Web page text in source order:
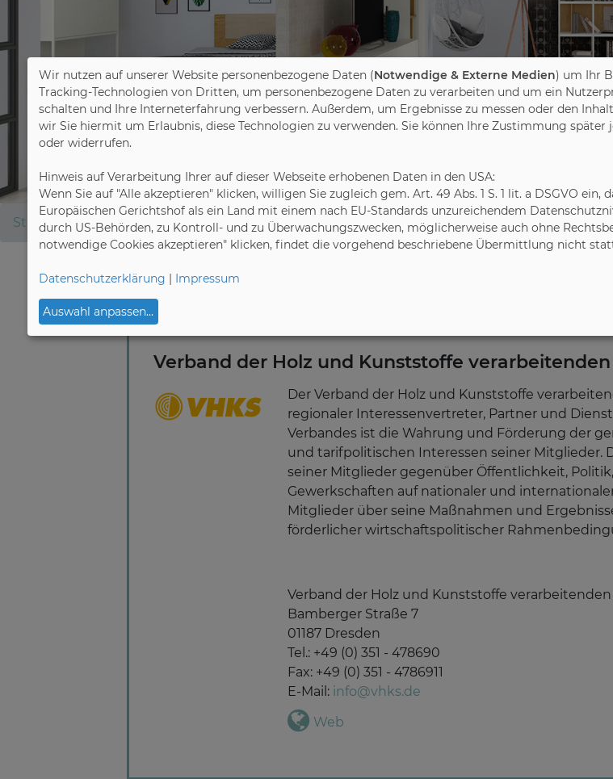
Startseite Mitgliedsverbände Verband der Holz und Kunststoffe verarbeitenden
Regionalverband VHKS
Verband der Holz und Kunststoffe verarbeitenden
Der Verband der Holz und Kunststoffe
regionaler Interessenvertreter, Partner und
Verbandes ist die Wahrung und Förderung der
und tarifpolitischen Interessen seiner Mitglieder.
seiner Mitglieder gegenüber Öffentlichkeit,
Gewerkschaften auf nationaler und
Mitglieder über seine Maßnahmen und
förderlicher wirtschaftspolitischer
Verband der Holz und Kunststoffe verarbeitenden
Bamberger Straße 7
01187 Dresden
Tel.: +49 (0) 351 - 478690
Fax: +49 (0) 351 - 4786911
E-Mail: info@vhks.de
Web
Wir nutzen auf unserer Website personenbezogene Daten (Notwendige & Externe Medien) um Ihr
Tracking-Technologien von Dritten, um personenbezogene Daten zu verarbeiten und um ein
schalten und Ihre Interneterfahrung verbessern. Außerdem, um Ergebnisse zu messen oder den
wir Sie hiermit um Erlaubnis, diese Technologien zu verwenden. Sie können Ihre Zustimmung später
oder widerrufen.
Hinweis auf Verarbeitung Ihrer auf dieser Webseite erhobenen Daten in den USA:
Wenn Sie auf "Alle akzeptieren" klicken, willigen Sie zugleich gem. Art. 49 Abs. 1 S. 1 lit. a DSGVO
Europäischen Gerichtshof als ein Land mit einem nach EU-Standards unzureichendem
durch US-Behörden, zu Kontroll- und zu Überwachungszwecken, möglicherweise auch ohne
notwendige Cookies akzeptieren" klicken, findet die vorgehend beschriebene Übermittlung nicht
Datenschutzerklärung | Impressum
Auswahl anpassen...